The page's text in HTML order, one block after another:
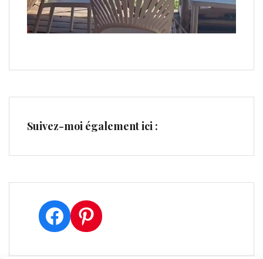
Suivez-moi également ici :
Facebook
Pinterest